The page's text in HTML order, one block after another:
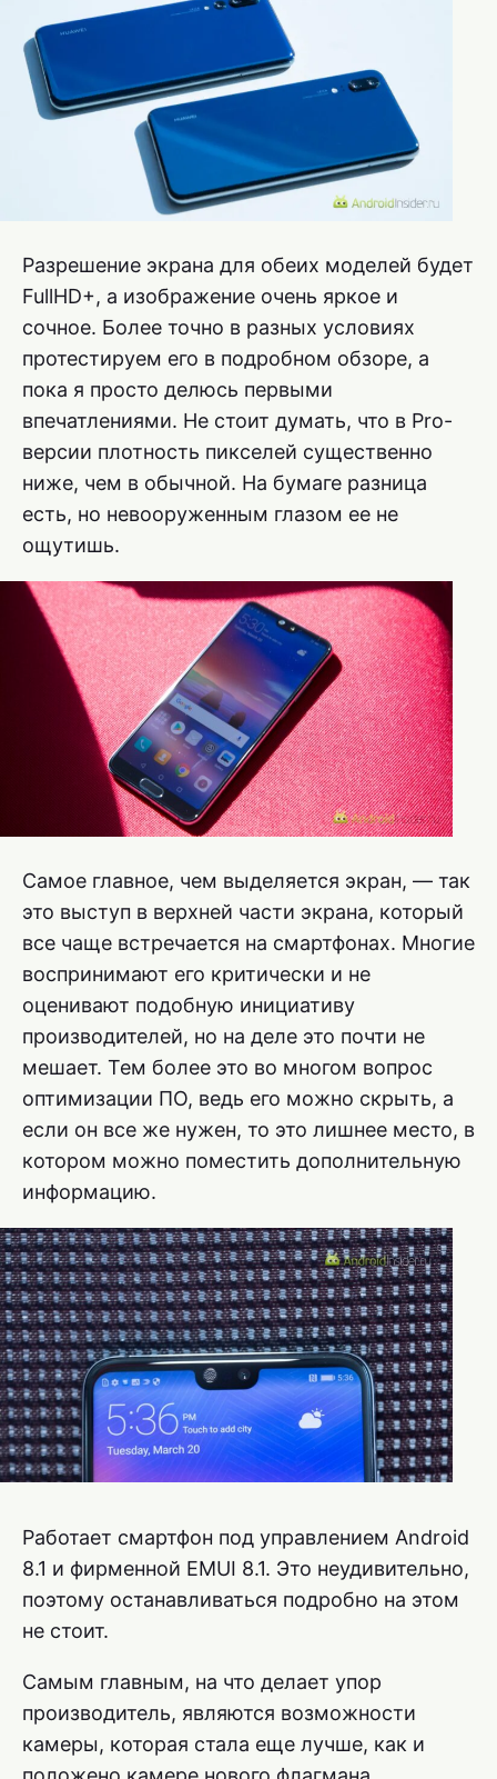
Разрешение экрана для обеих моделей будет
FullHD+, а изображение очень яркое и
сочное. Более точно в разных условиях
протестируем его в подробном обзоре, а
пока я просто делюсь первыми
впечатлениями. Не стоит думать, что в Pro-
версии плотность пикселей существенно
ниже, чем в обычной. На бумаге разница
есть, но невооруженным глазом ее не
ощутишь.
Самое главное, чем выделяется экран, — так
это выступ в верхней части экрана, который
все чаще встречается на смартфонах. Многие
воспринимают его критически и не
оценивают подобную инициативу
производителей, но на деле это почти не
мешает. Тем более это во многом вопрос
оптимизации ПО, ведь его можно скрыть, а
если он все же нужен, то это лишнее место, в
котором можно поместить дополнительную
информацию.
Работает смартфон под управлением Android
8.1 и фирменной EMUI 8.1. Это неудивительно,
поэтому останавливаться подробно на этом
не стоит.
Самым главным, на что делает упор
производитель, являются возможности
камеры, которая стала еще лучше, как и